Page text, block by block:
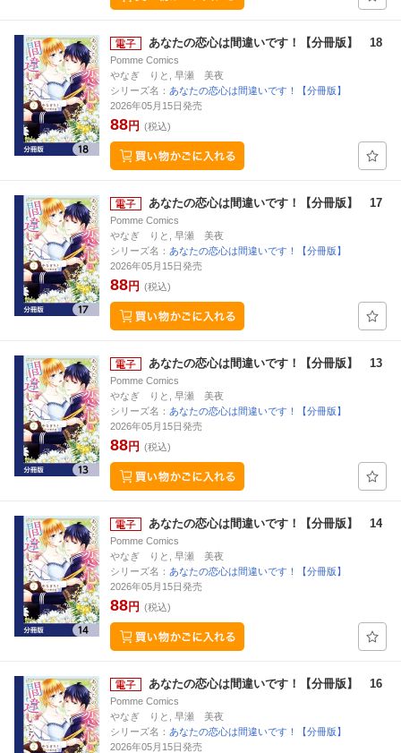
あなたの恋心は間違いです！【分冊版】 18
Pomme Comics
やなぎ りと, 早瀬 美夜
シリーズ名： あなたの恋心は間違いです！【分冊版】
2026年05月15日発売
88円 (税込)
あなたの恋心は間違いです！【分冊版】 17
Pomme Comics
やなぎ りと, 早瀬 美夜
シリーズ名： あなたの恋心は間違いです！【分冊版】
2026年05月15日発売
88円 (税込)
あなたの恋心は間違いです！【分冊版】 13
Pomme Comics
やなぎ りと, 早瀬 美夜
シリーズ名： あなたの恋心は間違いです！【分冊版】
2026年05月15日発売
88円 (税込)
あなたの恋心は間違いです！【分冊版】 14
Pomme Comics
やなぎ りと, 早瀬 美夜
シリーズ名： あなたの恋心は間違いです！【分冊版】
2026年05月15日発売
88円 (税込)
あなたの恋心は間違いです！【分冊版】 16
Pomme Comics
やなぎ りと, 早瀬 美夜
シリーズ名： あなたの恋心は間違いです！【分冊版】
2026年05月15日発売